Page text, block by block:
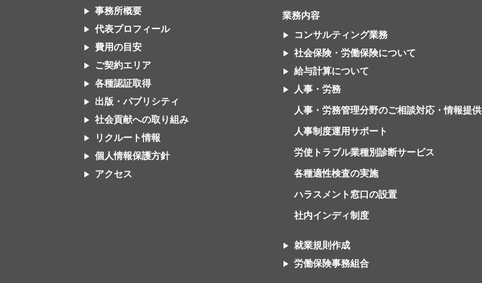
事務所概要
代表プロフィール
費用の目安
ご契約エリア
各種認証取得
出版・パブリシティ
社会貢献への取り組み
リクルート情報
個人情報保護方針
アクセス
業務内容
コンサルティング業務
社会保険・労働保険について
給与計算について
人事・労務
人事・労務管理分野のご相談対応・情報提供
人事制度運用サポート
労使トラブル業種別診断サービス
各種適性検査の実施
ハラスメント窓口の設置
社内インディ制度
就業規則作成
労働保険事務組合